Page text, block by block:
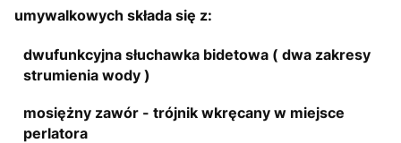
umywalkowych składa się z:
dwufunkcyjna słuchawka bidetowa ( dwa zakresy
strumienia wody )
mosiężny zawór - trójnik wkręcany w miejsce
perlatora